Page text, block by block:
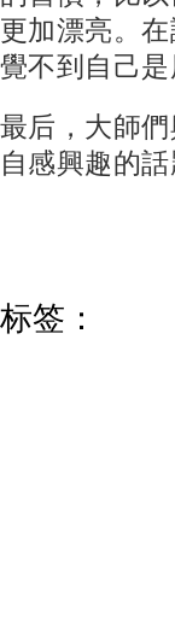
更加漂亮。
覺不到自己
最后，大師
自感興趣的
标签：